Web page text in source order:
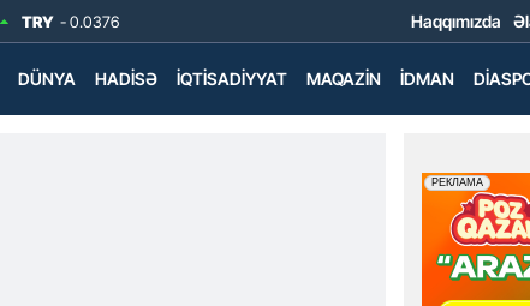
TRY - 0.0376 Haqqımızda
DÜNYA HADISƏ İQTISADIYYAT MAQAZIN İDMAN